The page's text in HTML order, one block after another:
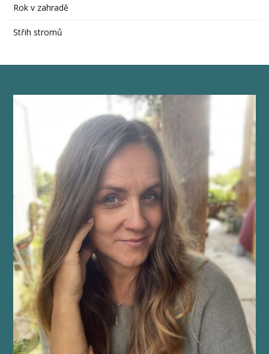
Rok v zahradě
Střih stromů